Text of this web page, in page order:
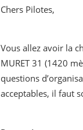
Chers Pilotes,
Vous allez avoir la
MURET 31 (1420
questions
acceptables, il faut